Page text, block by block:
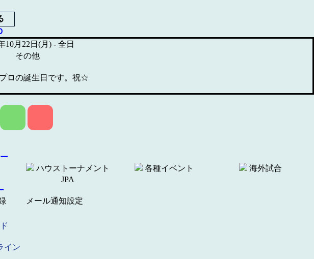
10月22日(月) - 全日
その他
ロの誕生日です。祝☆
ハウストーナメント 各種イベント
海外試合
JPA
メール通知設定
イン